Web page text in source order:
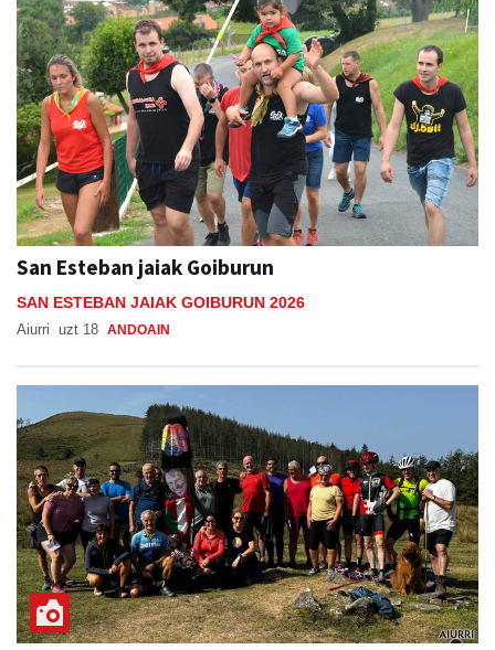
San Esteban jaiak Goiburun
SAN ESTEBAN JAIAK GOIBURUN 2026
Aiurri uzt 18 ANDOAIN